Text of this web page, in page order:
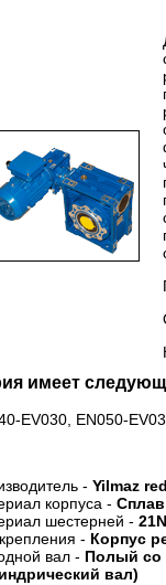
имеет
EV030, EN050-
- Yilmaz
корпуса -
шестерней -
- Корпус
вал - Полый со
вал)